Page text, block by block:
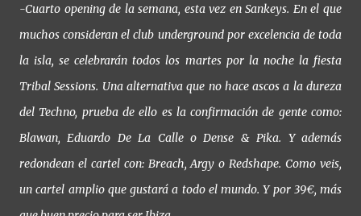
-Cuarto opening de la semana, esta vez en Sankeys. En el que
muchos consideran el club underground por excelencia de toda
la isla, se celebrarán todos los martes por la noche la fiesta
Tribal Sessions. Una alternativa que no hace ascos a la dureza
del Techno, prueba de ello es la confirmación de gente como:
Blawan, Eduardo De La Calle o Dense & Pika. Y además
redondean el cartel con: Breach, Argy o Redshape. Como veis,
un cartel amplio que gustará a todo el mundo. Y por 39€, más